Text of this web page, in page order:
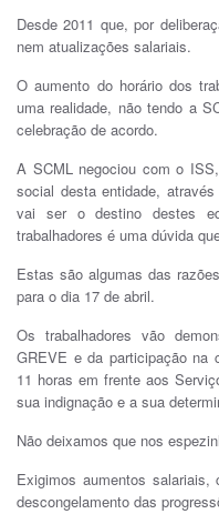
Desde 2011 que, por
nem atualizações salariais.
O aumento do horário dos
uma realidade, não tendo a
celebração de acordo.
A SCML negociou com o
social desta entidade,
vai ser o destino destes
trabalhadores é uma dúvida
Estas são algumas das
para o dia 17 de abril.
Os trabalhadores vão
GREVE e da participação na
11 horas em frente aos
sua indignação e a sua
Não deixamos que nos
Exigimos aumentos
descongelamento das